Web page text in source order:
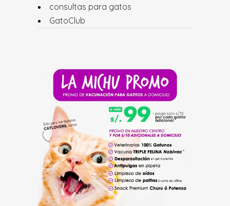
consultas para gatos
GatoClub